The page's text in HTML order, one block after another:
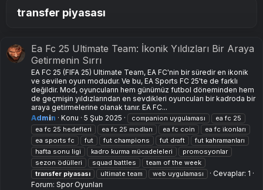
transfer piyasası
Ea Fc 25 Ultimate Team: İkonik Yıldızları Bir Araya
Getirmenin Sırrı
EA FC 25 (FIFA 25) Ultimate Team, EA FC'nin bir süredir en ikonik
ve sevilen oyun modudur. Ve bu, EA Sports FC 25'te de farklı
değildir. Mod, oyuncuların hem günümüz futbol döneminden hem
de geçmişin yıldızlarından en sevdikleri oyuncuları bir kadroda bir
araya getirmelerine olanak tanır. EA FC...
Admin
Konu 5 Şub 2025 companion uygulaması
ea fc 25
ea fc 25 hedefleri
ea fc 25 modları ea fc coin
ea fc i̇konları
ea sports fc
fut fut champions fut draft
fut kahramanları
hafta sonu ligi
kadro kurma mücadeleleri
promosyonlar
sezon ödülleri
squad battles
team of the week
transfer piyasası ultimate team web uygulaması
Cevaplar: 1
Forum: Spor Oyunları